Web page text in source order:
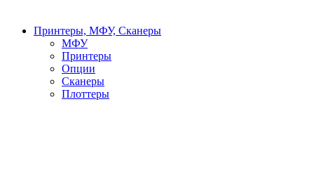
Принтеры, МФУ, Сканеры
МФУ
Принтеры
Опции
Сканеры
Плоттеры